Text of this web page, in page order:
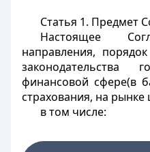
Статья 1. Предмет
Настоящее
направления,
законодательства
финансовой сфере(в
страхования, на рынке
в том числе: